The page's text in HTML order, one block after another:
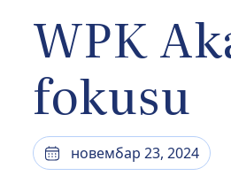
WPK
fokusu
новембар 23, 2024